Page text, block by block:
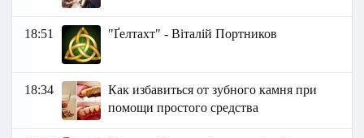
18:51 "Ґелтахт" - Віталій Портников
18:34
Как избавиться от зубного камня при
помощи простого средства